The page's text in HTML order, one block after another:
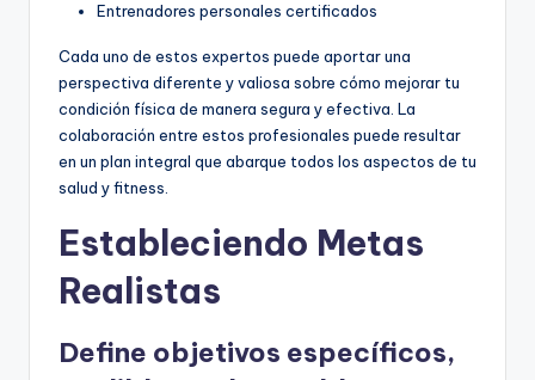
Entrenadores personales certificados
Cada uno de estos expertos puede aportar una
perspectiva diferente y valiosa sobre cómo mejorar tu
condición física de manera segura y efectiva. La
colaboración entre estos profesionales puede resultar
en un plan integral que abarque todos los aspectos de tu
salud y fitness.
Estableciendo Metas
Realistas
Define objetivos específicos,